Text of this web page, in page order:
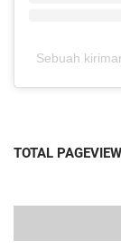
Sebuah
TOTAL